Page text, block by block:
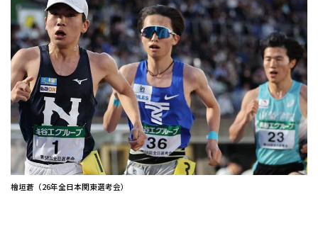
檜垣蒼（26年全日本関東選考会）